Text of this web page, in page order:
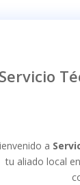
Servicio
a
tu aliado local